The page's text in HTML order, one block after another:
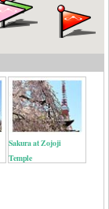
Sakura at Zojoji
Temple